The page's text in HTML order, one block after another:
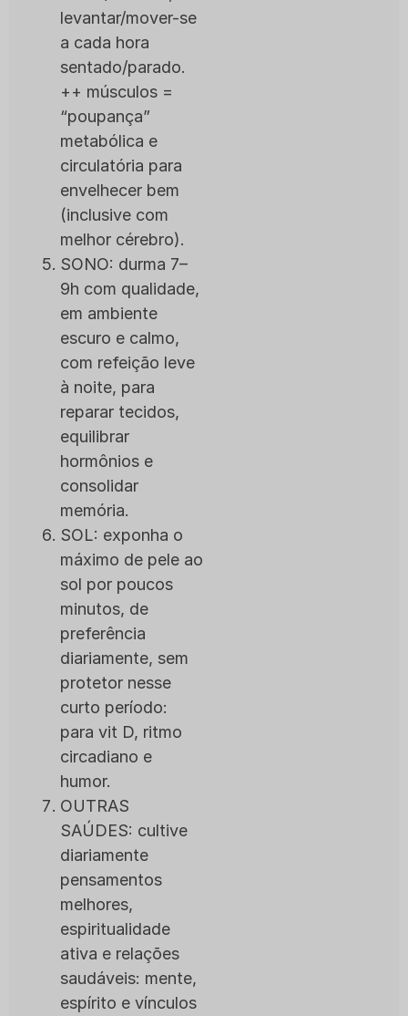
levantar/mover-se
a cada hora
sentado/parado.
++ músculos =
“poupança”
metabólica e
circulatória para
envelhecer bem
(inclusive com
melhor cérebro).
SONO: durma 7–
9h com qualidade,
em ambiente
escuro e calmo,
com refeição leve
à noite, para
reparar tecidos,
equilibrar
hormônios e
consolidar
memória.
SOL: exponha o
máximo de pele ao
sol por poucos
minutos, de
preferência
diariamente, sem
protetor nesse
curto período:
para vit D, ritmo
circadiano e
humor.
OUTRAS
SAÚDES: cultive
diariamente
pensamentos
melhores,
espiritualidade
ativa e relações
saudáveis: mente,
espírito e vínculos